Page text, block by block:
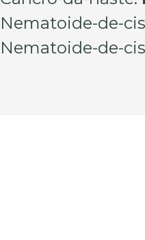
Nematoide-de-
Nematoide-de-